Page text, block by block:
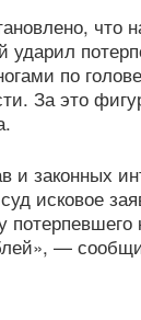
что
по
За это
и законных
исковое
—